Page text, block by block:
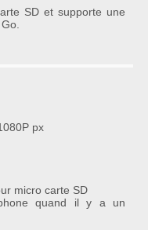
SD et supporte une
px
micro carte SD
quand il y a un